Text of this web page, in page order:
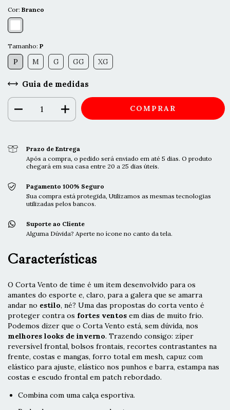
Cor: Branco
Tamanho: P
P M G GG XG
Guia de medidas
Prazo de Entrega
Após a compra, o pedido será enviado em até 5 dias. O produto
chegará em sua casa entre 20 a 25 dias úteis.
Pagamento 100% Seguro
Sua compra está protegida, Utilizamos as mesmas tecnologias
utilizadas pelos bancos.
Suporte ao Cliente
Alguma Dúvida? Aperte no ícone no canto da tela.
Características
O Corta Vento de time é um item desenvolvido para os
amantes do esporte e, claro, para a galera que se amarra
andar no estilo, né? Uma das propostas do corta vento é
proteger contra os fortes ventos em dias de muito frio.
Podemos dizer que o Corta Vento está, sem dúvida, nos
melhores looks de inverno. Trazendo consigo: zíper
reversível frontal, bolsos frontais, recortes contrastantes na
frente, costas e mangas, forro total em mesh, capuz com
elástico para ajuste, elástico nos punhos e barra, estampa nas
costas e escudo frontal em patch rebordado.
Combina com uma calça esportiva.